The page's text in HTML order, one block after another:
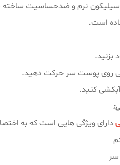
نرم و ضدحساسیت ساخته
است.
دارای ویژگی هایی است که به